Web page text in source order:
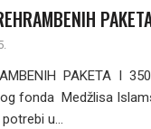
PAKETA I
fonda Medžlisa
u...